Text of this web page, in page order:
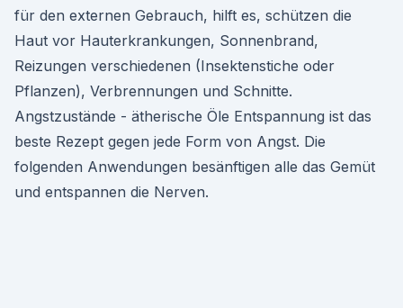
für den externen Gebrauch, hilft es, schützen die
Haut vor Hauterkrankungen, Sonnenbrand,
Reizungen verschiedenen (Insektenstiche oder
Pflanzen), Verbrennungen und Schnitte.
Angstzustände - ätherische Öle Entspannung ist das
beste Rezept gegen jede Form von Angst. Die
folgenden Anwendungen besänftigen alle das Gemüt
und entspannen die Nerven.